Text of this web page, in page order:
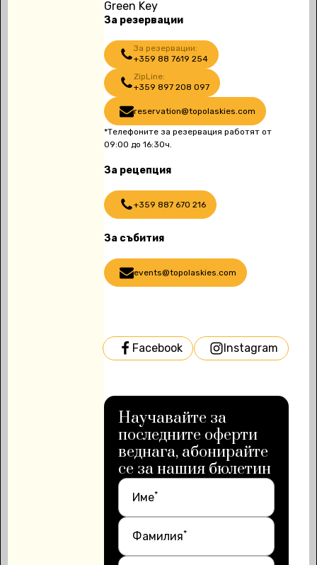
Green Key
За резервации
За резервации:
+359 88 7619 254
ZipLine:
+359 897 208 097
reservation@topolaskies.com
*Телефоните за резервация работят от
09:00 до 16:30ч.
За рецепция
+359 887 670 216
За събития
events@topolaskies.com
Facebook Instagram
Научавайте за
последните оферти
веднага, абонирайте
се за нашия бюлетин
Име*
Фамилия*